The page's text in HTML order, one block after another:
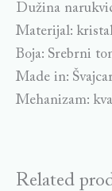
Dužina
Materijal:
Boja: Srebrni
Made in:
Mehanizam:
Related